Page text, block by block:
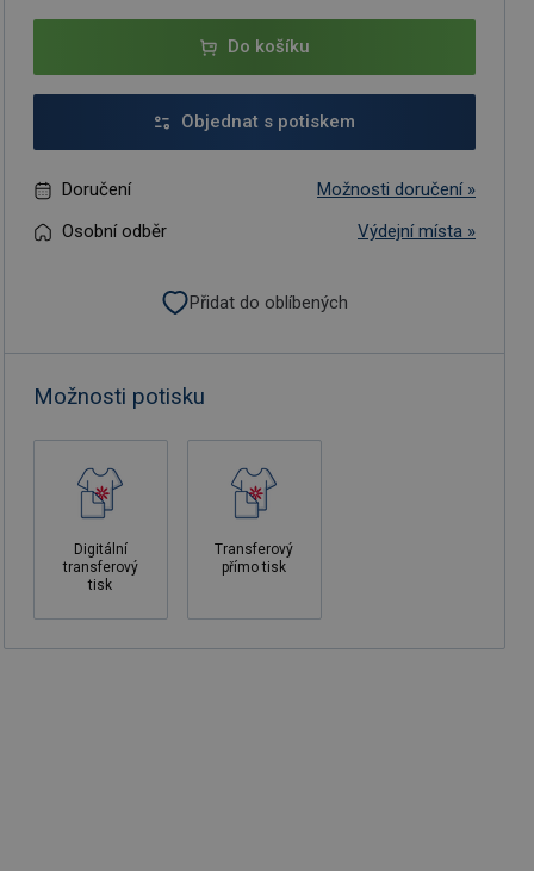
Do košíku
Objednat s potiskem
Doručení
Možnosti doručení »
Osobní odběr
Výdejní místa »
Přidat do oblíbených
Možnosti potisku
Digitální
transferový
tisk
Transferový
přímo tisk